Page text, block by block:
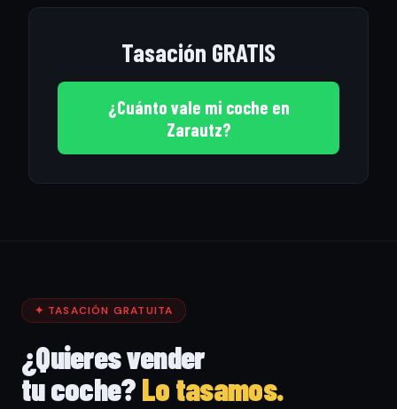
Tasación GRATIS
¿Cuánto vale mi coche en
Zarautz?
✦ TASACIÓN GRATUITA
¿Quieres vender
tu coche?Lo tasamos.